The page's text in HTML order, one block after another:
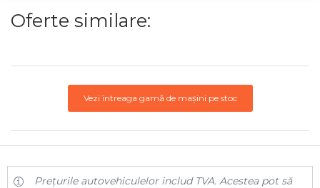
Oferte similare:
Vezi întreaga gamă de mașini pe stoc
Prețurile autovehiculelor includ TVA. Acestea pot să